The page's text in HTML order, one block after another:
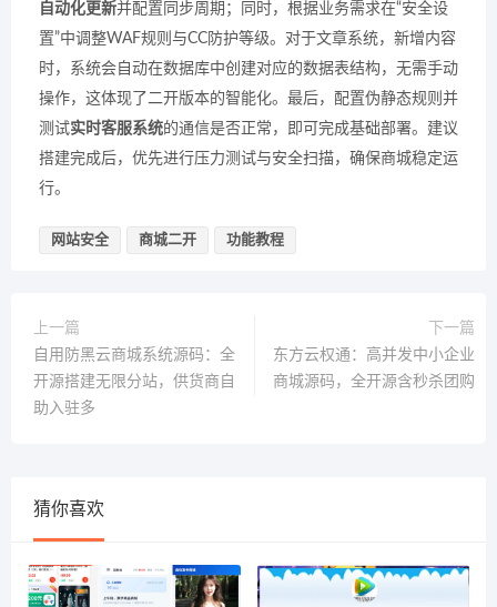
自动化更新并配置同步周期；同时，根据业务需求在“安全设
置”中调整WAF规则与CC防护等级。对于文章系统，新增内容
时，系统会自动在数据库中创建对应的数据表结构，无需手动
操作，这体现了二开版本的智能化。最后，配置伪静态规则并
测试实时客服系统的通信是否正常，即可完成基础部署。建议
搭建完成后，优先进行压力测试与安全扫描，确保商城稳定运
行。
网站安全 商城二开 功能教程
上一篇
自用防黑云商城系统源码：全
开源搭建无限分站，供货商自
助入驻多
下一篇
东方云权通：高并发中小企业
商城源码，全开源含秒杀团购
猜你喜欢